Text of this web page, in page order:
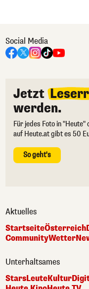
Social Media
Jetzt
werden.
Für jedes Foto in "Heute"
auf Heute.at gibt es 50
So geht's
Aktuelles
StartseiteÖsterreich
CommunityWetter
Unterhaltsames
StarsLeuteKultur